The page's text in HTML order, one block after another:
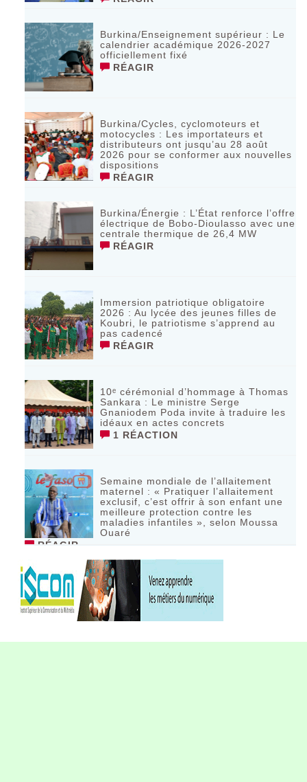
Burkina/Enseignement supérieur : Le
calendrier académique 2026-2027
officiellement fixé
RÉAGIR
Burkina/Cycles, cyclomoteurs et
motocycles : Les importateurs et
distributeurs ont jusqu’au 28 août
2026 pour se conformer aux nouvelles
dispositions
RÉAGIR
Burkina/Énergie : L’État renforce l’offre
électrique de Bobo-Dioulasso avec une
centrale thermique de 26,4 MW
RÉAGIR
Immersion patriotique obligatoire
2026 : Au lycée des jeunes filles de
Koubri, le patriotisme s’apprend au
pas cadencé
RÉAGIR
10ᵉ cérémonial d’hommage à Thomas
Sankara : Le ministre Serge
Gnaniodem Poda invite à traduire les
idéaux en actes concrets
1 RÉACTION
Semaine mondiale de l’allaitement
maternel : « Pratiquer l’allaitement
exclusif, c’est offrir à son enfant une
meilleure protection contre les
maladies infantiles », selon Moussa
Ouaré
RÉAGIR